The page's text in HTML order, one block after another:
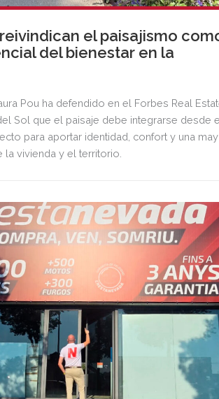
el paisajismo
del bienestar en la
Pou ha defendido en el Forbes Real
Sol que el paisaje debe integrarse desde
para aportar identidad, confort y una
la vivienda y el territorio.